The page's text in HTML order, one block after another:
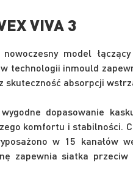
VIVA 3
model
technologii inmould
skuteczność absorpcji
dopasowanie
komfortu i stabilności.
w 15 kanałów
zapewnia siatka